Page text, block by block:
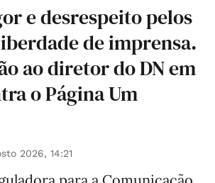
e desrespeito pelos
de imprensa.
ao diretor do DN em
o Página Um
2026, 14:21